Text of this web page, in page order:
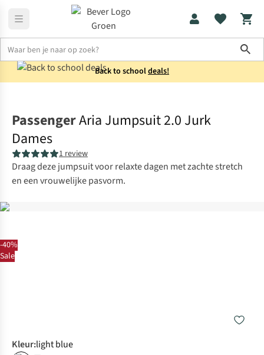
Back to schooldeals!
-40%
Sale
PassengerAria Jumpsuit 2.0 Jurk
Dames
1 review
Draag deze jumpsuit voor relaxte dagen met zachte stretch
en een vrouwelijke pasvorm.
Kleur:light blue